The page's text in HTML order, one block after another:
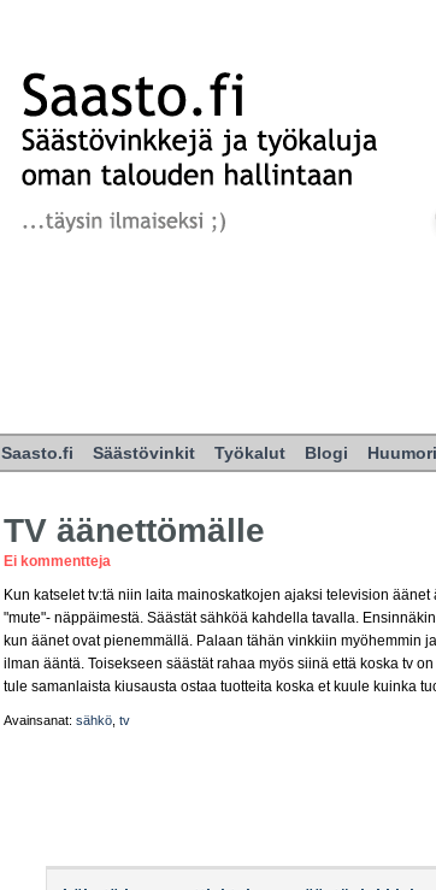
Saasto.fi Säästövinkit Työkalut Blogi Huumori
TV äänettömälle
Ei kommentteja
Kun katselet tv:tä niin laita mainoskatkojen ajaksi television
"mute"- näppäimestä. Säästät sähköä kahdella tavalla.
kun äänet ovat pienemmällä. Palaan tähän vinkkiin myöhemmin
ilman ääntä. Toisekseen säästät rahaa myös siinä että koska tv
tule samanlaista kiusausta ostaa tuotteita koska et kuule kuinka
Avainsanat: sähkö tv